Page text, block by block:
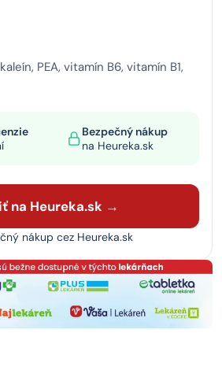
PEA, vitamín B6, vitamín B1,
Bezpečný nákup
na Heureka.sk
na Heureka.sk →
nákup cez Heureka.sk